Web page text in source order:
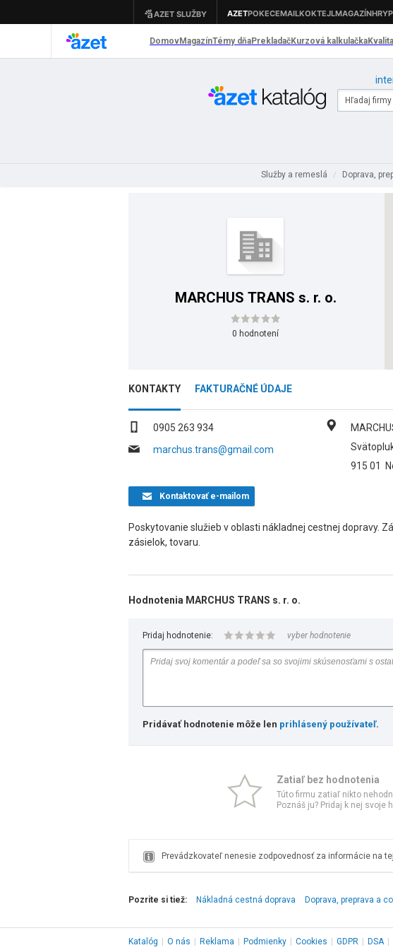
Služby a remeslá / Doprava,
MARCHUS TRANS s. r. o.
0 hodnotení
KONTAKTY FAKTURAČNÉ ÚDAJE
0905 263 934
marchus.trans@gmail.com
915 01
Kontaktovaťe-mailom
Poskytovanie služieb v oblasti nákladnej cestnej dopravy.
zásielok, tovaru.
Hodnotenia MARCHUS TRANS s. r. o.
Pridaj hodnotenie: vyber hodnotenie
Pridávať hodnotenie môže len prihlásený používateľ.
Zatiaľ bez hodnotenia
Túto firmu zatiaľ nikto
Poznáš ju? Pridaj k nej svoje
Prevádzkovateľ nenesie zodpovednosť za informácie na
Pozrite si tiež: Nákladná cestná doprava Doprava, preprava a
Katalóg O nás Reklama Podmienky Cookies GDPR DSA